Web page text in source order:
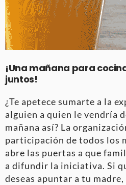
¡Una mañana para
juntos!
¿Te apetece sumarte a la
alguien a quien le vendría
mañana así? La
participación de todos los
abre las puertas a que
a difundir la iniciativa. Si
deseas apuntar a tu